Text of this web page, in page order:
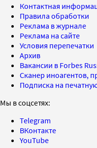
Контактная
Правила обработки
Реклама в журнале
Реклама на сайте
Условия перепечатки
Архив
Вакансии в Forbes
Сканер иноагентов,
Подписка на
Мы в соцсетях:
Telegram
ВКонтакте
YouTube